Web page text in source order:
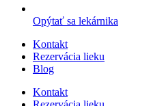
Opýtať sa lekárnika
Kontakt
Rezervácia lieku
Blog
Kontakt